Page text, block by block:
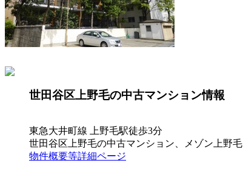
世田谷区上野毛の中古マンション情報
東急大井町線 上野毛駅徒歩3分
世田谷区上野毛の中古マンション、メゾン上野毛
物件概要等詳細ページ